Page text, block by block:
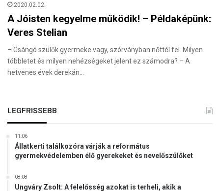
2020.02.02.
A Jóisten kegyelme működik! – Példaképünk:
Veres Stelian
– Csángó szülők gyermeke vagy, szórványban nőttél fel. Milyen
többletet és milyen nehézségeket jelent ez számodra? – A
hetvenes évek derekán…
LEGFRISSEBB
11:06
Állatkerti találkozóra várják a református
gyermekvédelemben élő gyerekeket és nevelőszülőket
08:08
Ungváry Zsolt: A felelősség azokat is terheli, akik a